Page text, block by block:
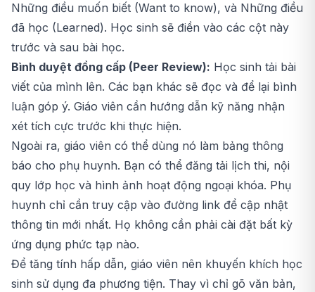
Những điều muốn biết (Want to know), và Những điều
đã học (Learned). Học sinh sẽ điền vào các cột này
trước và sau bài học.
Bình duyệt đồng cấp (Peer Review): Học sinh tải bài
viết của mình lên. Các bạn khác sẽ đọc và để lại bình
luận góp ý. Giáo viên cần hướng dẫn kỹ năng nhận
xét tích cực trước khi thực hiện.
Ngoài ra, giáo viên có thể dùng nó làm bảng thông
báo cho phụ huynh. Bạn có thể đăng tải lịch thi, nội
quy lớp học và hình ảnh hoạt động ngoại khóa. Phụ
huynh chỉ cần truy cập vào đường link để cập nhật
thông tin mới nhất. Họ không cần phải cài đặt bất kỳ
ứng dụng phức tạp nào.
Để tăng tính hấp dẫn, giáo viên nên khuyến khích học
sinh sử dụng đa phương tiện. Thay vì chỉ gõ văn bản,